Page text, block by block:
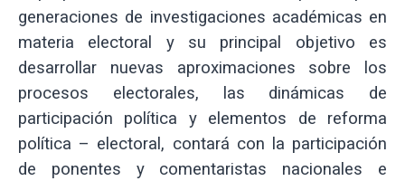
generaciones de investigaciones académicas en
materia electoral y su principal objetivo es
desarrollar nuevas aproximaciones sobre los
procesos electorales, las dinámicas de
participación política y elementos de reforma
política – electoral, contará con la participación
de ponentes y comentaristas nacionales e